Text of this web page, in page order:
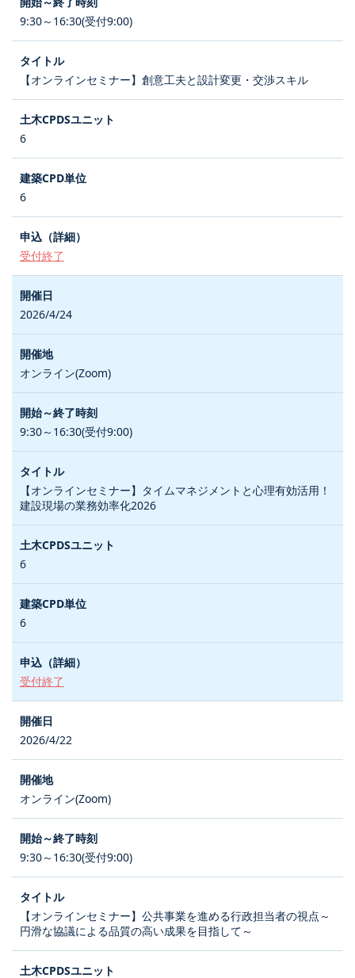
9:30～16:30(受付9:00)
【オンラインセミナー】創意工夫と設計変更・交渉スキル
6
6
受付終了
2026/4/24
オンライン(Zoom)
9:30～16:30(受付9:00)
【オンラインセミナー】タイムマネジメントと心理有効活用！
建設現場の業務効率化2026
6
6
受付終了
2026/4/22
オンライン(Zoom)
9:30～16:30(受付9:00)
【オンラインセミナー】公共事業を進める行政担当者の視点～
円滑な協議による品質の高い成果を目指して～